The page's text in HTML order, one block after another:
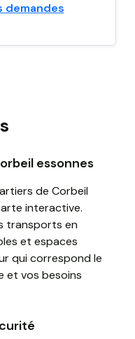
demandes
essonnes
de Corbeil
interactive.
transports en
et espaces
qui correspond le
et vos besoins